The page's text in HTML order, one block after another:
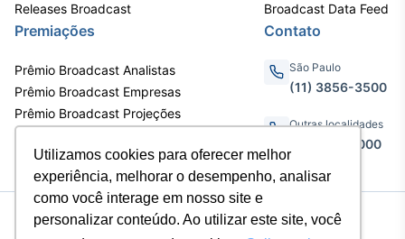
Utilizamos cookies para oferecer melhor
experiência, melhorar o desempenho, analisar
como você interage em nosso site e
personalizar conteúdo. Ao utilizar este site, você
Releases Broadcast
Broadcast Data Feed
Premiações
Prêmio Broadcast Analistas
Prêmio Broadcast Empresas
Prêmio Broadcast Projeções
Contato
São Paulo
(11) 3856-3500
Outras localidades
0800.011.3000
Av. Eng. Caetano Álvares, 55 - 3º e